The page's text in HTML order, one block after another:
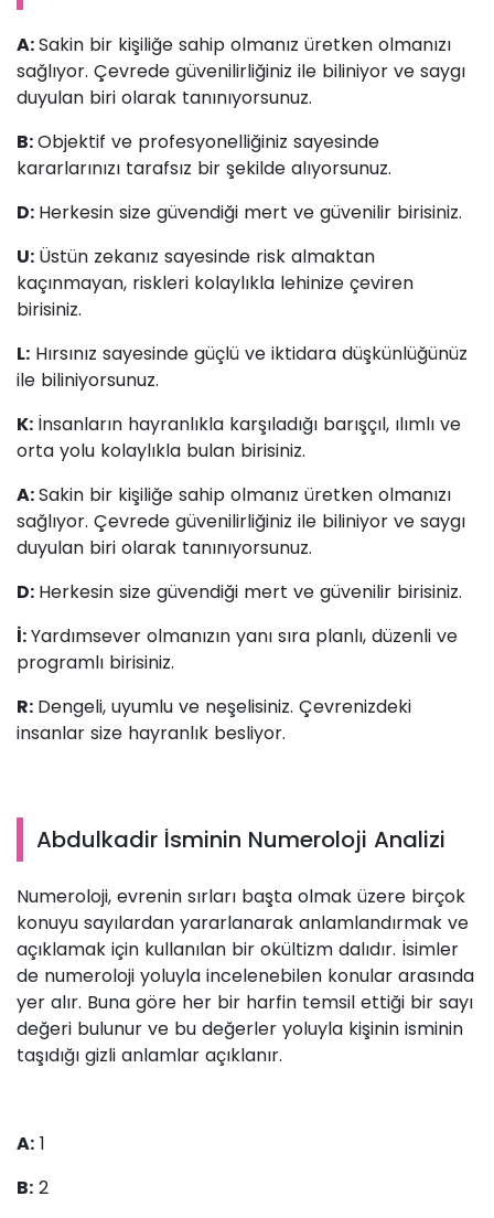
A:Sakin bir kişiliğe sahip olmanız üretken olmanızı
sağlıyor. Çevrede güvenilirliğiniz ile biliniyor ve saygı
duyulan biri olarak tanınıyorsunuz.
B:Objektif ve profesyonelliğiniz sayesinde
kararlarınızı tarafsız bir şekilde alıyorsunuz.
D: Herkesin size güvendiği mert ve güvenilir birisiniz.
U: Üstün zekanız sayesinde risk almaktan
kaçınmayan, riskleri kolaylıkla lehinize çeviren
birisiniz.
L: Hırsınız sayesinde güçlü ve iktidara düşkünlüğünüz
ile biliniyorsunuz.
K: İnsanların hayranlıkla karşıladığı barışçıl, ılımlı ve
orta yolu kolaylıkla bulan birisiniz.
A:Sakin bir kişiliğe sahip olmanız üretken olmanızı
sağlıyor. Çevrede güvenilirliğiniz ile biliniyor ve saygı
duyulan biri olarak tanınıyorsunuz.
D: Herkesin size güvendiği mert ve güvenilir birisiniz.
İ:Yardımsever olmanızın yanı sıra planlı, düzenli ve
programlı birisiniz.
R: Dengeli, uyumlu ve neşelisiniz. Çevrenizdeki
insanlar size hayranlık besliyor.
Abdulkadir İsminin Numeroloji Analizi
Numeroloji, evrenin sırları başta olmak üzere birçok
konuyu sayılardan yararlanarak anlamlandırmak ve
açıklamak için kullanılan bir okültizm dalıdır. İsimler
de numeroloji yoluyla incelenebilen konular arasında
yer alır. Buna göre her bir harfin temsil ettiği bir sayı
değeri bulunur ve bu değerler yoluyla kişinin isminin
taşıdığı gizli anlamlar açıklanır.
A: 1
B: 2